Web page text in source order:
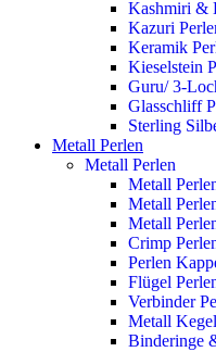
Kashmiri &
Kazuri
Keramik
Kieselstein
Guru/ 3-
Glasschliff
Sterling
Metall Perlen
Metall Perlen
Metall
Metall
Metall
Crimp
Perlen
Flügel
Verbinder
Metall Kegel
Binderinge